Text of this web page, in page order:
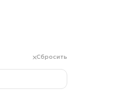
Сбросить